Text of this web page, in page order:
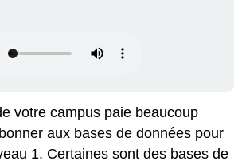
votre campus paie beaucoup
aux bases de données pour
1. Certaines sont des bases de